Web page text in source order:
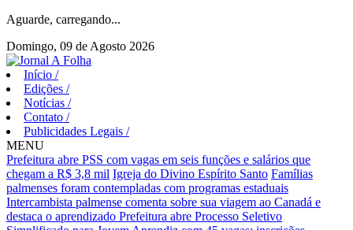
Aguarde, carregando...
Domingo, 09 de Agosto 2026
Início /
Edições /
Notícias /
Contato /
Publicidades Legais /
MENU
Prefeitura abre PSS com vagas em seis funções e salários que
chegam a R$ 3,8 mil Igreja do Divino Espírito Santo Famílias
palmenses foram contempladas com programas estaduais
Intercambista palmense comenta sobre sua viagem ao Canadá e
destaca o aprendizado Prefeitura abre Processo Seletivo